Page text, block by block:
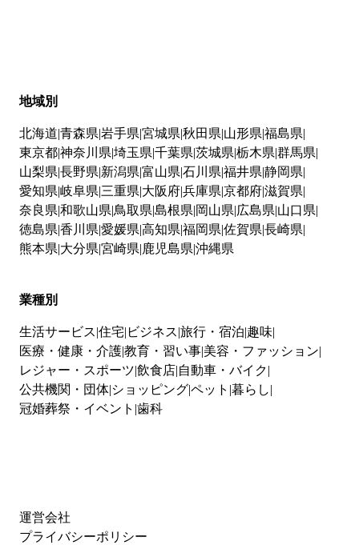
地域別
北海道 青森県 岩手県 宮城県 秋田県 山形県 福島県
東京都神奈川県 埼玉県 千葉県 茨城県 栃木県 群馬県
山梨県 長野県 新潟県 富山県 石川県 福井県 静岡県
愛知県 岐阜県 三重県 大阪府兵庫県 京都府滋賀県
奈良県 和歌山県 鳥取県 島根県 岡山県 広島県 山口県
徳島県 香川県 愛媛県 高知県 福岡県 佐賀県 長崎県
熊本県 大分県 宮崎県 鹿児島県 沖縄県
業種別
生活サービス 住宅 ビジネス 旅行・宿泊 趣味
医療・健康・介護教育・習い事 美容・ファッション
レジャー・スポーツ 飲食店 自動車・バイク
公共機関・団体 ショッピングペット 暮らし
冠婚葬祭・イベント 歯科
運営会社
プライバシーポリシー